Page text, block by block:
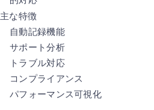
主な特徴
自動記録機能
サポート分析
トラブル対応
コンプライアンス
パフォーマンス可視化